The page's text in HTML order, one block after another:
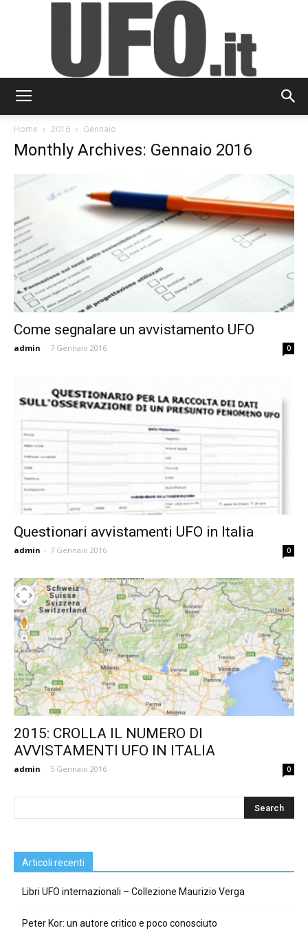
Home 2016 Gennaio
Monthly Archives: Gennaio 2016
Come segnalare un avvistamento UFO
admin - 7 Gennaio 2016 0
Questionari avvistamenti UFO in Italia
admin - 7 Gennaio 2016 0
2015: CROLLA IL NUMERO DI
AVVISTAMENTI UFO IN ITALIA
admin - 5 Gennaio 2016 0
Articoli recenti
Libri UFO internazionali – Collezione Maurizio Verga
Peter Kor: un autore critico e poco conosciuto